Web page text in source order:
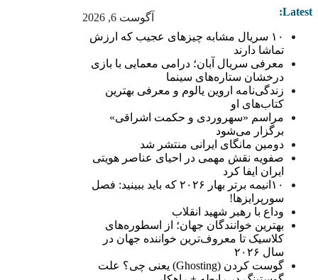
آگوست 6, 2026 Latest:
۱۰ سریال مشابه چیزهای عجیب که ارزش
تماشا دارند
معرفی سریال آبان؛ درامی معمایی با بازی
درخشان ستاره‌های سینما
زندگی‌نامه اروین یالوم و معرفی بهترین
کتاب‌های او
مراسم «سهروردی و حکمت اشراقی»
برگزار می‌شود
دومین مانگای ایرانی منتشر شد
صفویه نقش مهمی در احیای عناصر هویتی
ایران ایفا کرد
۱۰انیمه برتر بهار ۲۰۲۶ که باید ببینید: فصل
سورپرایزها!
وداع با رهبر شهید انقلاب
بهترین خوانندگان جهان؛ از اسطوره‌های
کلاسیک تا معروف‌ترین خواننده جهان در
سال ۲۰۲۶
گوست کردن (Ghosting) یعنی چی؟ علت